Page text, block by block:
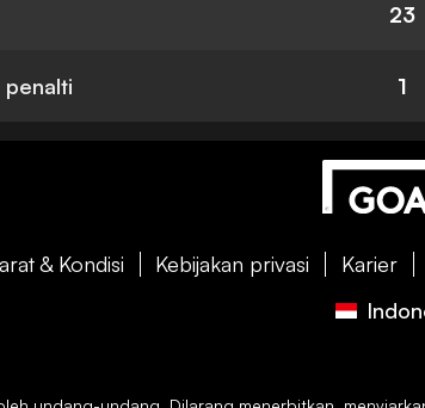
23
penalti 1
& Kondisi Kebijakan privasi Karier